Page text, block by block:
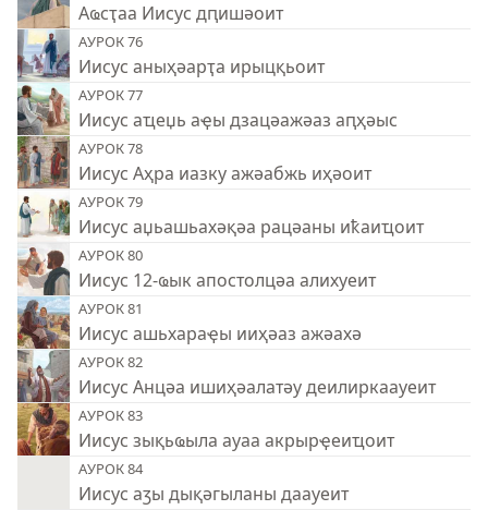
Аҩсҭаа Иисус дԥишәоит
АУРОК 76
Иисус аныҳәарҭа ирыцқьоит
АУРОК 77
Иисус аҵеџь аҿы дзацәажәаз аԥҳәыс
АУРОК 78
Иисус Аҳра иазку ажәабжь иҳәоит
АУРОК 79
Иисус аџьашьахәқәа рацәаны иҟаиҵоит
АУРОК 80
Иисус 12-ҩык апостолцәа алихуеит
АУРОК 81
Иисус ашьхараҿы ииҳәаз ажәахә
АУРОК 82
Иисус Анцәа ишиҳәалатәу деилиркаауеит
АУРОК 83
Иисус зықьҩыла ауаа акрырҿеиҵоит
АУРОК 84
Иисус аӡы дықәгыланы даауеит